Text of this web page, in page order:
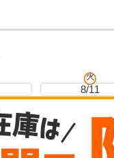
火
8/11